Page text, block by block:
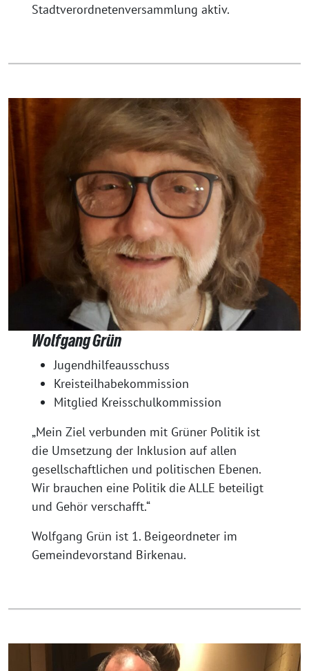
Stadtverordnetenversammlung aktiv.
Wolfgang Grün
Jugendhilfeausschuss
Kreisteilhabekommission
Mitglied Kreisschulkommission
„Mein Ziel verbunden mit Grüner Politik ist
die Umsetzung der Inklusion auf allen
gesellschaftlichen und politischen Ebenen.
Wir brauchen eine Politik die ALLE beteiligt
und Gehör verschafft.“
Wolfgang Grün ist 1. Beigeordneter im
Gemeindevorstand Birkenau.